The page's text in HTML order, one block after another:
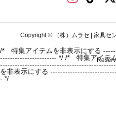
Copyright © （株）ムラセ | 家具セ
/* 特集アイテムを非表示にする
----------------------- */ /* 特集アイテ
を非表示にする
- */